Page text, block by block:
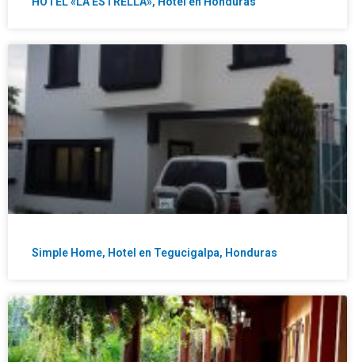
Simple Home, Hotel en Tegucigalpa, Honduras